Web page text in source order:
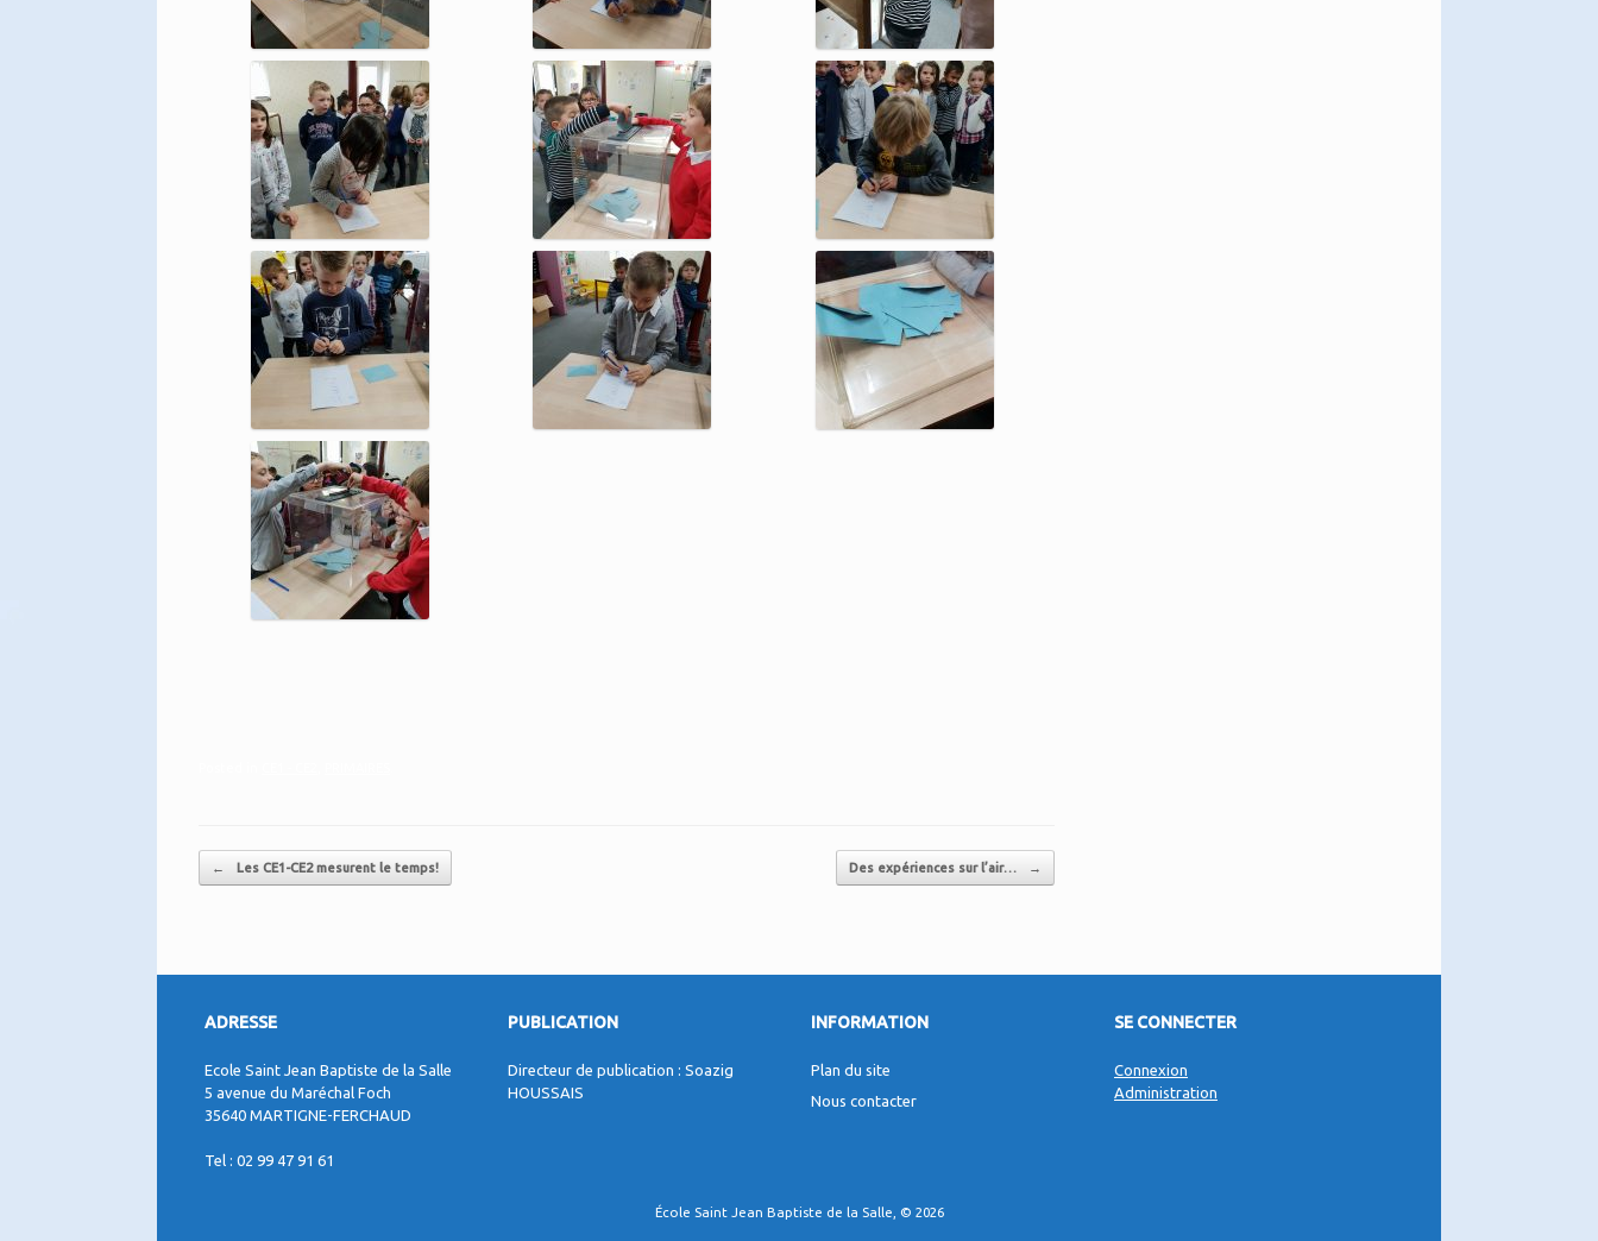
Post navigation
← Les CE1-CE2 mesurent le temps! Des expériences sur l’air… →
ADRESSE
Ecole Saint Jean Baptiste de la Salle
5 avenue du Maréchal Foch
35640 MARTIGNE-FERCHAUD
Tel : 02 99 47 91 61
PUBLICATION
Directeur de publication : Soazig
HOUSSAIS
INFORMATION
Plan du site
Nous contacter
SE CONNECTER
Connexion
Administration
École Saint Jean Baptiste de la Salle, © 2026